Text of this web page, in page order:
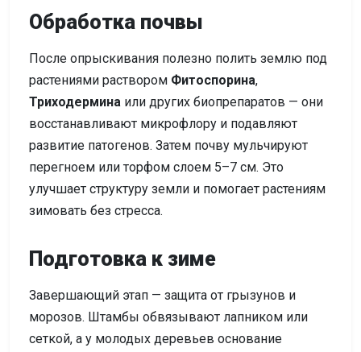
Обработка почвы
После опрыскивания полезно полить землю под
растениями раствором Фитоспорина,
Триходермина или других биопрепаратов — они
восстанавливают микрофлору и подавляют
развитие патогенов. Затем почву мульчируют
перегноем или торфом слоем 5–7 см. Это
улучшает структуру земли и помогает растениям
зимовать без стресса.
Подготовка к зиме
Завершающий этап — защита от грызунов и
морозов. Штамбы обвязывают лапником или
сеткой, а у молодых деревьев основание